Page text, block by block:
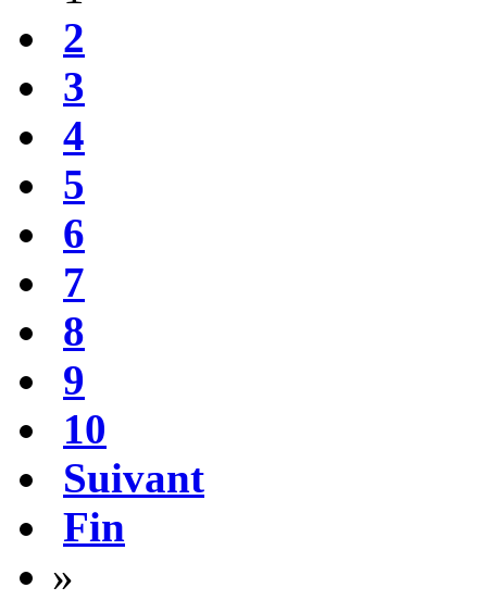
2
3
4
5
6
7
8
9
10
Suivant
Fin
»